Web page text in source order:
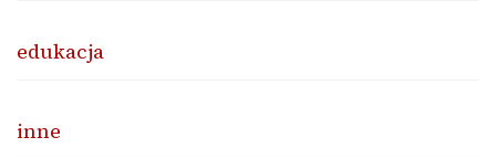
edukacja
inne